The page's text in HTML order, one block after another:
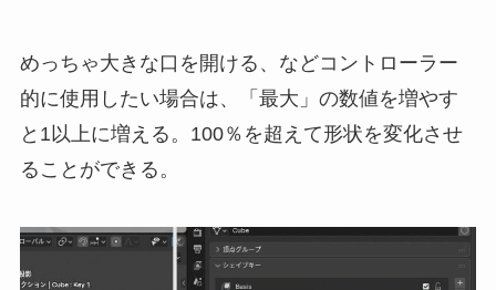
めっちゃ大きな口を開ける、などコントローラー
的に使用したい場合は、「最大」の数値を増やす
と1以上に増える。100％を超えて形状を変化させ
ることができる。